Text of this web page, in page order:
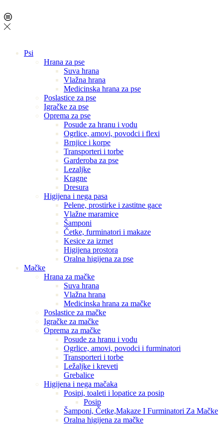
Psi
Hrana za pse
Suva hrana
Vlažna hrana
Medicinska hrana za pse
Poslastice za pse
Igračke za pse
Oprema za pse
Posude za hranu i vodu
Ogrlice, amovi, povodci i flexi
Brnjice i korpe
Transporteri i torbe
Garderoba za pse
Lezaljke
Kragne
Dresura
Higijena i nega pasa
Pelene, prostirke i zastitne gace
Vlažne maramice
Šamponi
Četke, furminatori i makaze
Kesice za izmet
Higijena prostora
Oralna higijena za pse
Mačke
Hrana za mačke
Suva hrana
Vlažna hrana
Medicinska hrana za mačke
Poslastice za mačke
Igračke za mačke
Oprema za mačke
Posude za hranu i vodu
Ogrlice, amovi, povodci i furminatori
Transporteri i torbe
Ležaljke i kreveti
Grebalice
Higijena i nega mačaka
Posipi, toaleti i lopatice za posip
Posip
Šamponi, Četke,Makaze I Furminatori Za Mačke
Oralna higijena za mačke